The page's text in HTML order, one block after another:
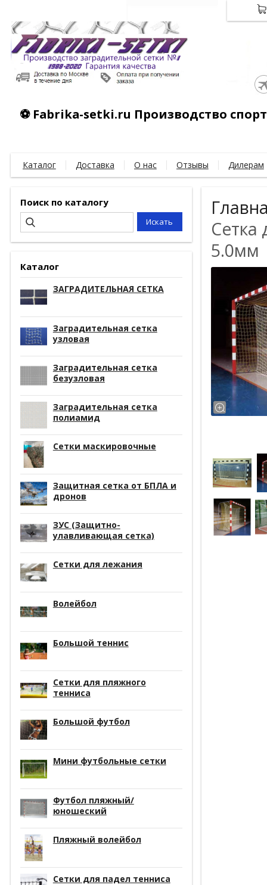
⚽ Fabrika-setki.ru Производство
Каталог Доставка О нас Отзывы Дилерам
Поиск по каталогу
Каталог
ЗАГРАДИТЕЛЬНАЯ СЕТКА
Заградительная сетка
узловая
Заградительная сетка
безузловая
Заградительная сетка
полиамид
Сетки маскировочные
Защитная сетка от БПЛА и
дронов
ЗУС (Защитно-
улавливающая сетка)
Сетки для лежания
Волейбол
Большой теннис
Сетки для пляжного
тенниса
Большой футбол
Мини футбольные сетки
Футбол пляжный/
юношеский
Пляжный волейбол
Сетки для падел тенниса
Сетка
5.0мм